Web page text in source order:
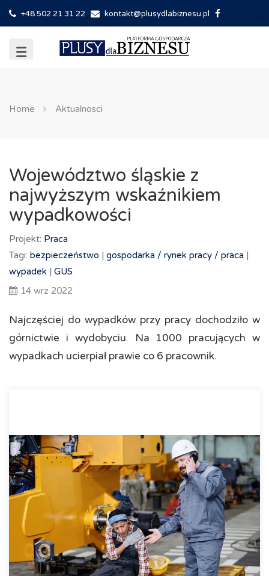
+48 502 21 31 22 kontakt@plusydlabiznesu.pl
Home Aktualnosci
Województwo śląskie z
najwyższym wskaźnikiem
wypadkowości
Projekt: Praca
Tagi: bezpieczeństwo | gospodarka / rynek pracy / praca |
wypadek | GUS
14 wrz 2022
Najczęściej do wypadków przy pracy dochodziło w
górnictwie i wydobyciu. Na 1000 pracujących w
wypadkach ucierpiał prawie co 6 pracownik.